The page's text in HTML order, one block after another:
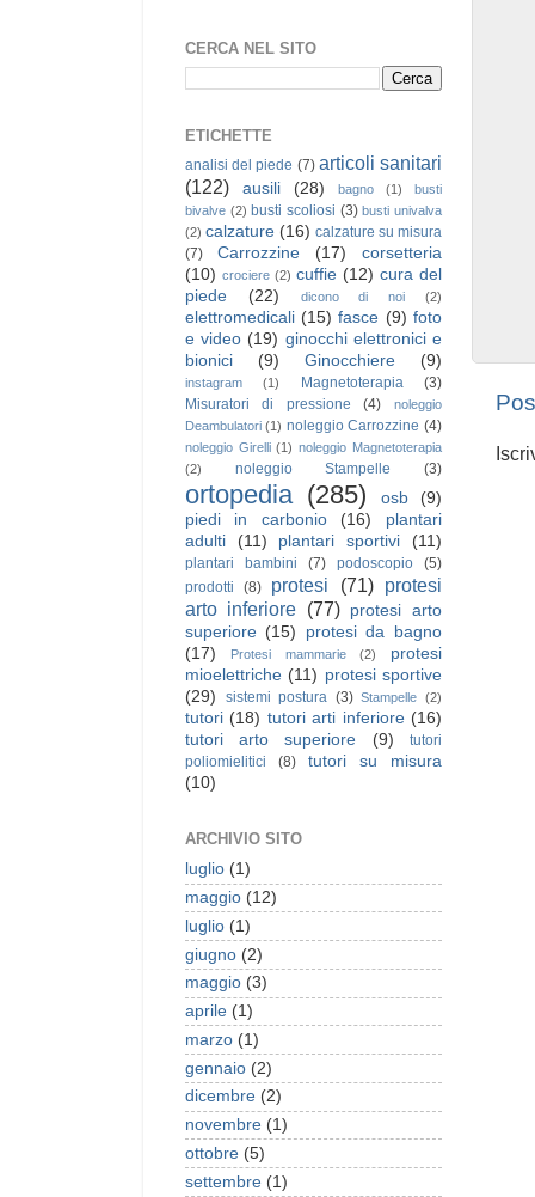
CERCA NEL SITO
ETICHETTE
analisi del piede (7) articoli sanitari
(122)
ausili (28) bagno (1)
busti
bivalve (2) busti scoliosi (3) busti univalva
(2) calzature (16) calzature su misura
(7)
Carrozzine (17)
corsetteria
(10) crociere (2) cuffie (12) cura del
piede
(22) dicono di noi (2)
elettromedicali (15) fasce (9) foto
e video (19) ginocchi elettronici e
bionici
(9) Ginocchiere (9)
instagram (1) Magnetoterapia
(3)
Misuratori di pressione
(4)
noleggio
Deambulatori (1) noleggio Carrozzine (4)
noleggio Girelli (1) noleggio Magnetoterapia
(2)
noleggio Stampelle (3)
ortopedia (285) osb
(9)
piedi in carbonio
(16)
plantari
adulti
(11) plantari sportivi (11)
plantari bambini (7) podoscopio
(5)
prodotti
(8) protesi (71) protesi
arto inferiore (77) protesi arto
superiore (15)
protesi da bagno
(17)
Protesi mammarie (2)
protesi
mioelettriche (11) protesi sportive
(29)
sistemi postura (3) Stampelle (2)
tutori (18) tutori arti inferiore (16)
tutori arto superiore
(9)
tutori
poliomielitici
(8)
tutori su misura
(10)
ARCHIVIO SITO
luglio (1)
maggio (12)
luglio (1)
giugno (2)
maggio (3)
aprile (1)
marzo (1)
gennaio (2)
dicembre (2)
novembre (1)
ottobre (5)
settembre (1)